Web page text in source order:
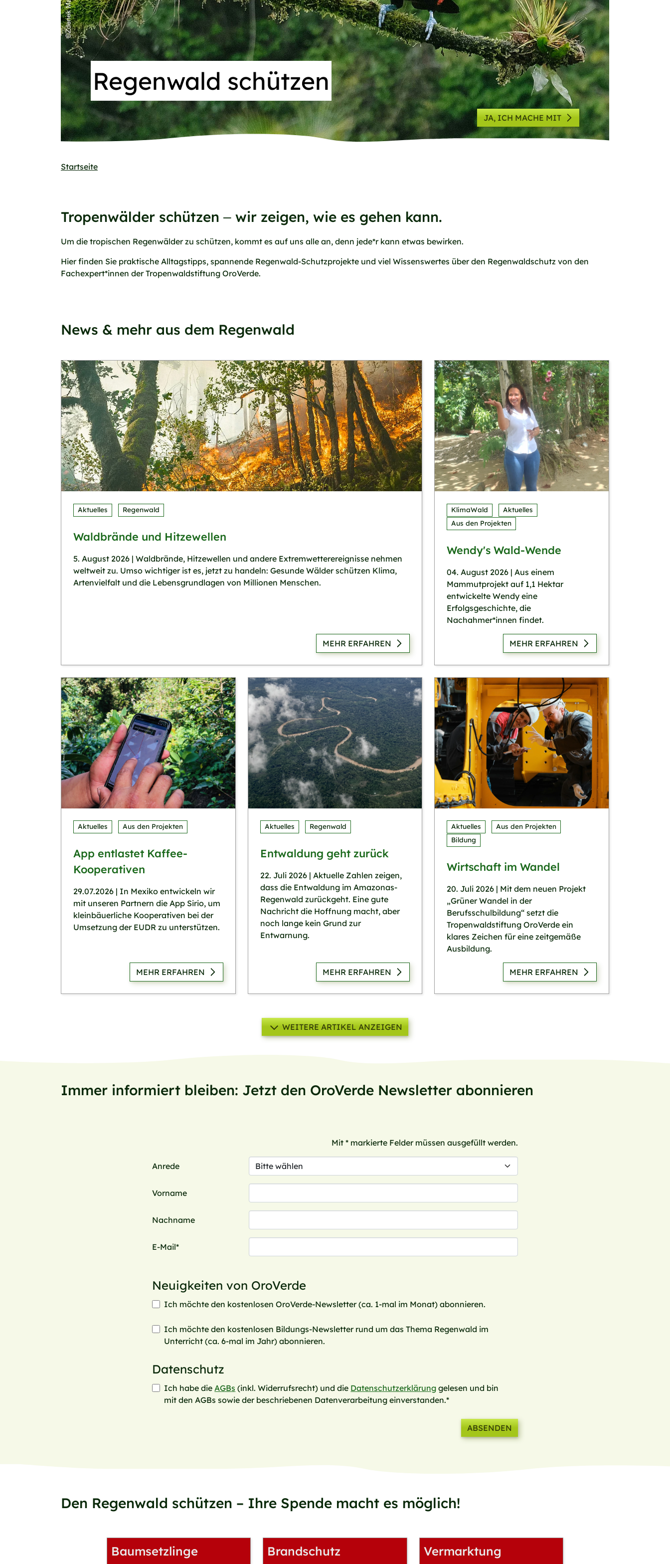
Regenwald schützen
JA, ICH MACHE MIT
Startseite
Tropenwälder schützen ‒ wir zeigen, wie es gehen kann.
Um die tropischen Regenwälder zu schützen, kommt es auf uns alle an, denn jede*r kann etwas bewirken.
Hier finden Sie praktische Alltagstipps, spannende Regenwald-Schutzprojekte und viel Wissenswertes über den Regenwaldschutz von den
Fachexpert*innen der Tropenwaldstiftung OroVerde.
News & mehr aus dem Regenwald
Aktuelles Regenwald
Waldbrände und Hitzewellen
5. August 2026 | Waldbrände, Hitzewellen und andere Extremwetterereignisse nehmen
weltweit zu. Umso wichtiger ist es, jetzt zu handeln: Gesunde Wälder schützen Klima,
Artenvielfalt und die Lebensgrundlagen von Millionen Menschen.
MEHR ERFAHREN
KlimaWald
Aktuelles
Aus den Projekten
Wendy's Wald-Wende
04. August 2026 | Aus einem
Mammutprojekt auf 1,1 Hektar
entwickelte Wendy eine
Erfolgsgeschichte, die
Nachahmer*innen findet.
MEHR ERFAHREN
Aktuelles Aus den Projekten
App entlastet Kaffee-
Kooperativen
29.07.2026 | In Mexiko entwickeln wir
mit unseren Partnern die App Sirio, um
kleinbäuerliche Kooperativen bei der
Umsetzung der EUDR zu unterstützen.
MEHR ERFAHREN
Aktuelles Regenwald
Entwaldung geht zurück
22. Juli 2026 | Aktuelle Zahlen zeigen,
dass die Entwaldung im Amazonas-
Regenwald zurückgeht. Eine gute
Nachricht die Hoffnung macht, aber
noch lange kein Grund zur
Entwarnung.
MEHR ERFAHREN
Aktuelles
Aus den Projekten
Bildung
Wirtschaft im Wandel
20. Juli 2026 | Mit dem neuen Projekt
„Grüner Wandel in der
Berufsschulbildung“ setzt die
Tropenwaldstiftung OroVerde ein
klares Zeichen für eine zeitgemäße
Ausbildung.
MEHR ERFAHREN
WEITERE ARTIKEL ANZEIGEN
Immer informiert bleiben: Jetzt den OroVerde Newsletter abonnieren
Mit * markierte Felder müssen ausgefüllt werden.
Anrede
Vorname
Nachname
E-Mail*
Neuigkeiten von OroVerde
Ich möchte den kostenlosen OroVerde-Newsletter (ca. 1-mal im Monat) abonnieren.
Ich möchte den kostenlosen Bildungs-Newsletter rund um das Thema Regenwald im
Unterricht (ca. 6-mal im Jahr) abonnieren.
Datenschutz
Ich habe dieAGBs (inkl. Widerrufsrecht) und die Datenschutzerklärung gelesen und bin
mit den AGBs sowie der beschriebenen Datenverarbeitung einverstanden.*
Den Regenwald schützen – Ihre Spende macht es möglich!
Baumsetzlinge Brandschutz Vermarktung